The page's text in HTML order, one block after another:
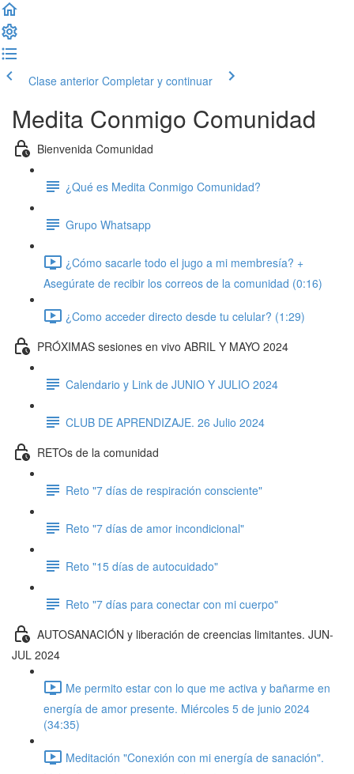
Clase anterior Completar y continuar
Medita Conmigo Comunidad
Bienvenida Comunidad
¿Qué es Medita Conmigo Comunidad?
Grupo Whatsapp
¿Cómo sacarle todo el jugo a mi membresía? +
Asegúrate de recibir los correos de la comunidad (0:16)
¿Como acceder directo desde tu celular? (1:29)
PRÓXIMAS sesiones en vivo ABRIL Y MAYO 2024
Calendario y Link de JUNIO Y JULIO 2024
CLUB DE APRENDIZAJE. 26 Julio 2024
RETOs de la comunidad
Reto "7 días de respiración consciente"
Reto "7 días de amor incondicional"
Reto "15 días de autocuidado"
Reto "7 días para conectar con mi cuerpo"
AUTOSANACIÓN y liberación de creencias limitantes. JUN-
JUL 2024
Me permito estar con lo que me activa y bañarme en
energía de amor presente. Miércoles 5 de junio 2024
(34:35)
Meditación "Conexión con mi energía de sanación".